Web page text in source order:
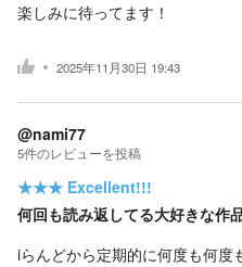
楽しみに待ってます！
2025年11月30日 19:43
@nami77
5件のレビューを投稿
★★★ Excellent!!!
何回も読み返してる大好きな作
iらんどから定期的に何度も何度